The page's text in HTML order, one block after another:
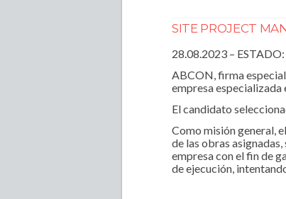
SITE PROJECT
28.08.2023 –
ABCON, firma
empresa especializada
El candidato
Como misión general,
de las obras
empresa con el fin de
de ejecución,